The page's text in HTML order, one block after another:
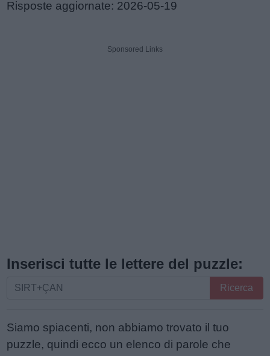
Risposte aggiornate: 2026-05-19
Sponsored Links
Inserisci tutte le lettere del puzzle:
Inserisci
lettere
del
Ricerca
Siamo spiacenti, non abbiamo trovato il tuo
puzzle, quindi ecco un elenco di parole che